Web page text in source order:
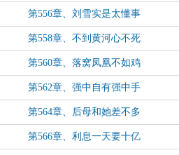
第556章、刘雪实是太懂事
第558章、不到黄河心不死
第560章、落窝凤凰不如鸡
第562章、强中自有强中手
第564章、后母和她差不多
第566章、利息一天要十亿